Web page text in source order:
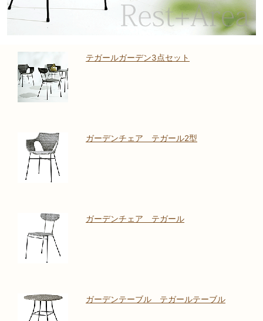
テガールガーデン3点セット
ガーデンチェア テガール2型
ガーデンチェア テガール
ガーデンテーブル テガールテーブル